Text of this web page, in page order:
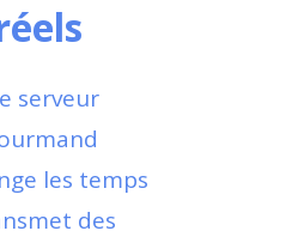
serveur
les temps
des